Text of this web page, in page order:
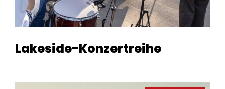
Lakeside-Konzertreihe